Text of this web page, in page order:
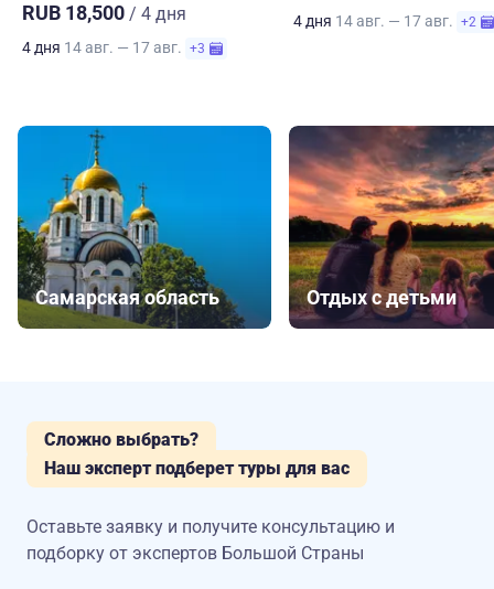
RUB 18,500 / 4 дня
4 дня 14 авг. — 17 авг. +3
4 дня 14 авг. — 17 авг. +2
Самарская область Отдых с детьми
Сложно выбрать?
Наш эксперт подберет туры для вас
Оставьте заявку и получите консультацию и
подборку от экспертов Большой Страны